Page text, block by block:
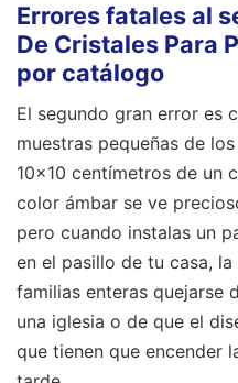
Errores fatales al
De Cristales Para
por catálogo
El segundo gran error es
muestras pequeñas de
10x10 centímetros de un
color ámbar se ve
pero cuando instalas un
en el pasillo de tu casa,
familias enteras quejarse
una iglesia o de que el
que tienen que encender